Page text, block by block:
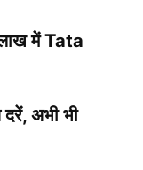
में Tata
अभी भी